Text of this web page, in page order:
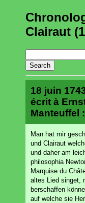
Clairaut
18 juin
écrit à
Manteuffel :
Man hat mir
und Clairaut
und daher am
philosophia
Marquise du
altes Lied singet,
berschaffen
auf welche sie